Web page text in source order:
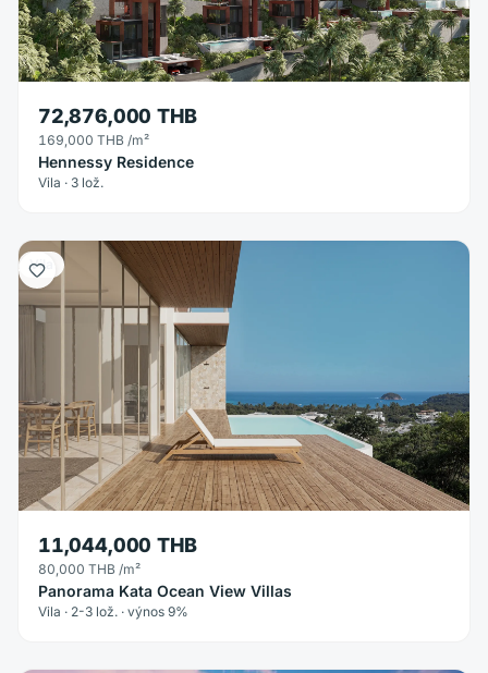
72,876,000 THB
169,000 THB /m²
Hennessy Residence
Vila · 3 lož.
Vila
11,044,000 THB
80,000 THB /m²
Panorama Kata Ocean View Villas
Vila · 2-3 lož. · výnos 9%